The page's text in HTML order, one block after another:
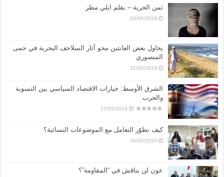
ثمن الحرية – بقلم ايلي مطر
03/08/2019
يحاول بعض العابثين محو آثار السلاحف البحرية في حمى
المنصوري
31/05/2019
الشرق الأوسط: خيارات الاقتصاد السياسي بين التسوية
والحرب
27/05/2019
كيف نطوّر التعامل مع الموضوعات النسائية؟
26/05/2019
عون لن يناقش في “المقاومة”؟